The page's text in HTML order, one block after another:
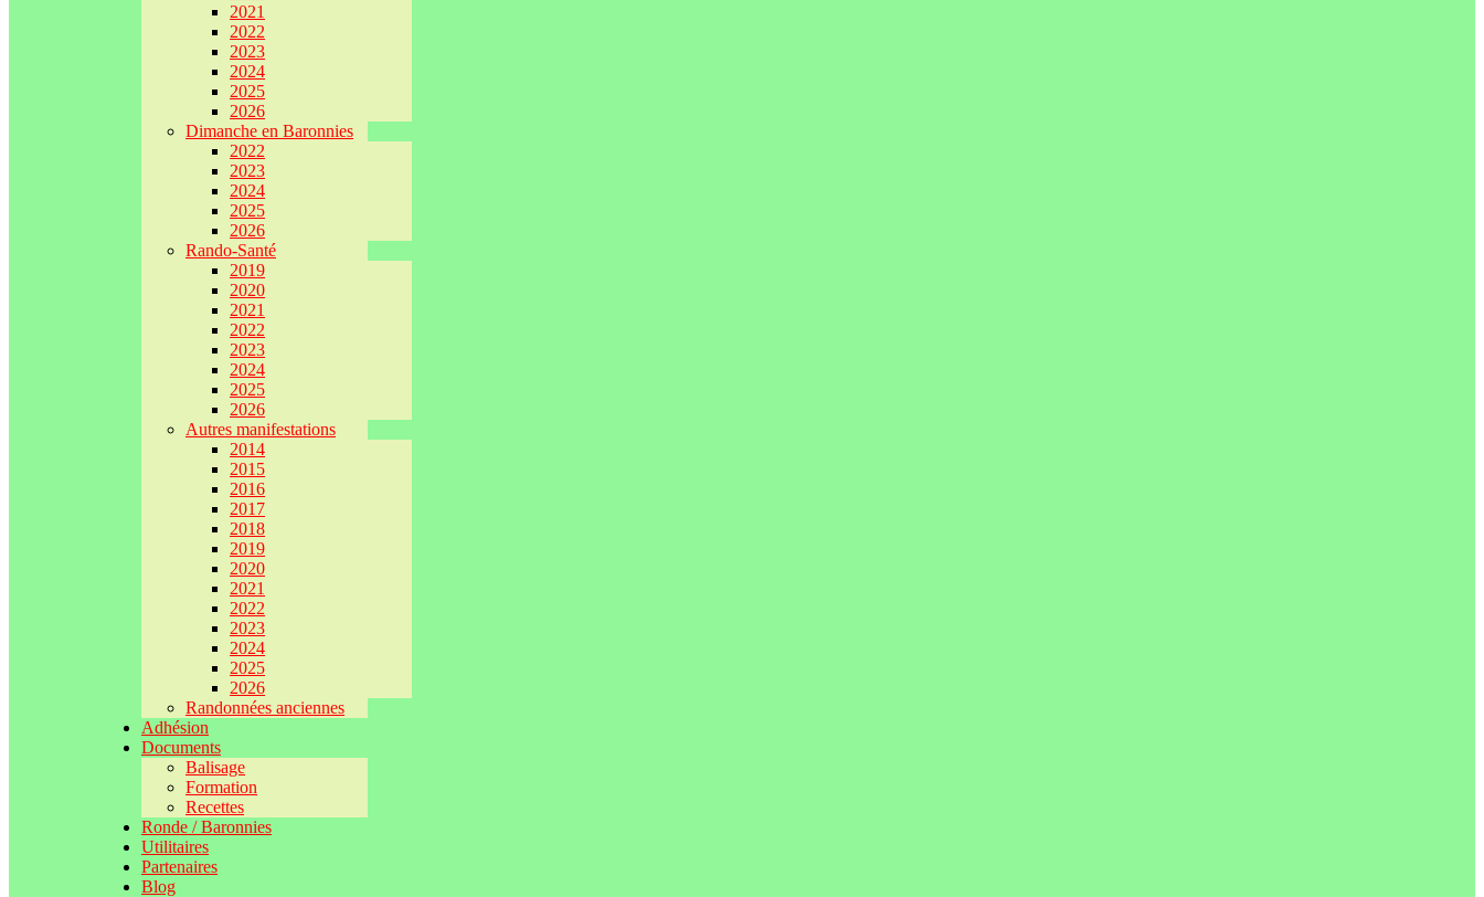
2021
2022
2023
2024
2025
2026
Dimanche en Baronnies
2022
2023
2024
2025
2026
Rando-Santé
2019
2020
2021
2022
2023
2024
2025
2026
Autres manifestations
2014
2015
2016
2017
2018
2019
2020
2021
2022
2023
2024
2025
2026
Randonnées anciennes
Adhésion
Documents
Balisage
Formation
Recettes
Ronde / Baronnies
Utilitaires
Partenaires
Blog